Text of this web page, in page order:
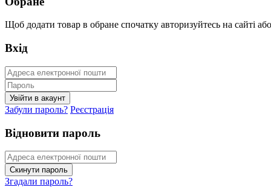
Щоб додати товар в обране спочатку авторизуйтесь на сайті або
Вхід
Забули пароль? Реєстрація
Відновити пароль
Згадали пароль?